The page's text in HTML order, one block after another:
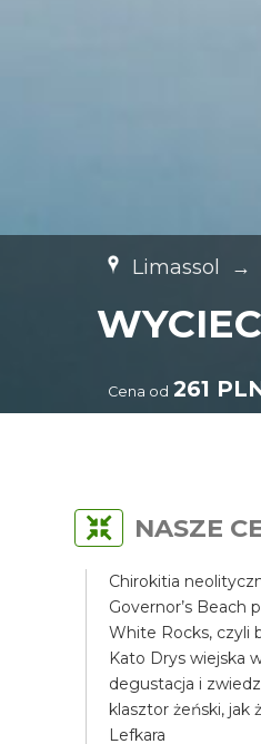
Limassol →
Cena od 261
NASZE
Chirokitia
Governor’s Beach
White Rocks, czyli
Kato Drys wiejska
degustacja i
klasztor żeński, jak
Lefkara